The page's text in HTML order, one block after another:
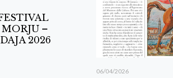
–
2026
06/04/2026